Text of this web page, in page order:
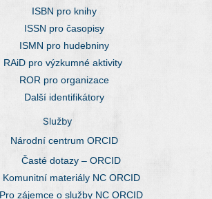
ISBN pro knihy
ISSN pro časopisy
ISMN pro hudebniny
RAiD pro výzkumné aktivity
ROR pro organizace
Další identifikátory
Služby
Národní centrum ORCID
Časté dotazy – ORCID
Komunitní materiály NC ORCID
Pro zájemce o služby NC ORCID